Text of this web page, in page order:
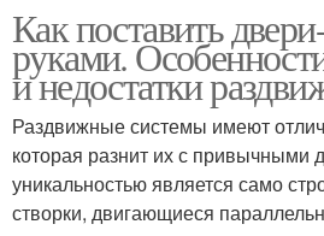
Как поставить
руками.
и недостатки
Раздвижные системы имеют
которая разнит их с привычными
уникальностью является само
створки, двигающиеся